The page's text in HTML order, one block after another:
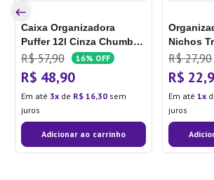
Caixa Organizadora
Puffer 12l Cinza Chumbo -
Coza
R$ 57,90 16% OFF
R$ 48,90
Em até 3 de R$ 16,30 sem
juros
Adicionar ao carrinho
Nichos
Home
R$ 27,90
R$ 22,
Em até 1
juros